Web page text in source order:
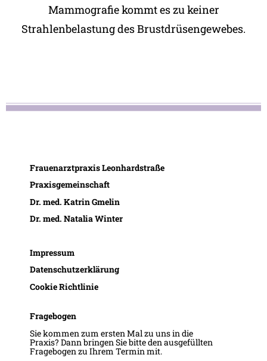
Mammografie kommt es zu keiner
Strahlenbelastung des Brustdrüsengewebes.
Frauenarztpraxis Leonhardstraße
Praxisgemeinschaft
Dr. med. Katrin Gmelin
Dr. med. Natalia Winter
Impressum
Datenschutzerklärung
Cookie Richtlinie
Fragebogen
Sie kommen zum ersten Mal zu uns in die
Praxis? Dann bringen Sie bitte den ausgefüllten
Fragebogen zu Ihrem Termin mit.